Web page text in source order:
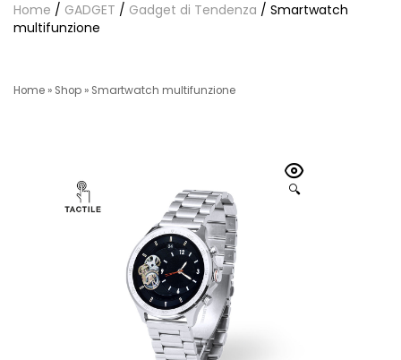
Home / GADGET / Gadget di Tendenza / Smartwatch
multifunzione
Home » Shop » Smartwatch multifunzione
🔍